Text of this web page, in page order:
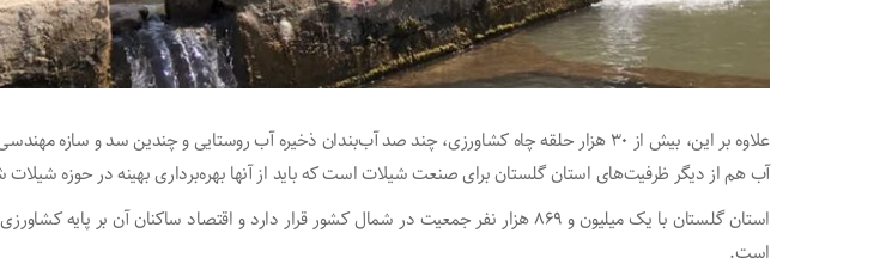
علاوه بر این، بیش از ۳۰ هزار حلقه چاه کشاورزی، چند صد آب‌بندان ذخیره آب روستایی و چندین سد و سازه
آب هم از دیگر ظرفیت‌های استان گلستان برای صنعت شیلات است که باید از آنها بهره‌برداری بهینه در حوزه
استان گلستان با یک میلیون و ۸۶۹ هزار نفر جمعیت در شمال کشور قرار دارد و اقتصاد ساکنان آن بر پایه
است.